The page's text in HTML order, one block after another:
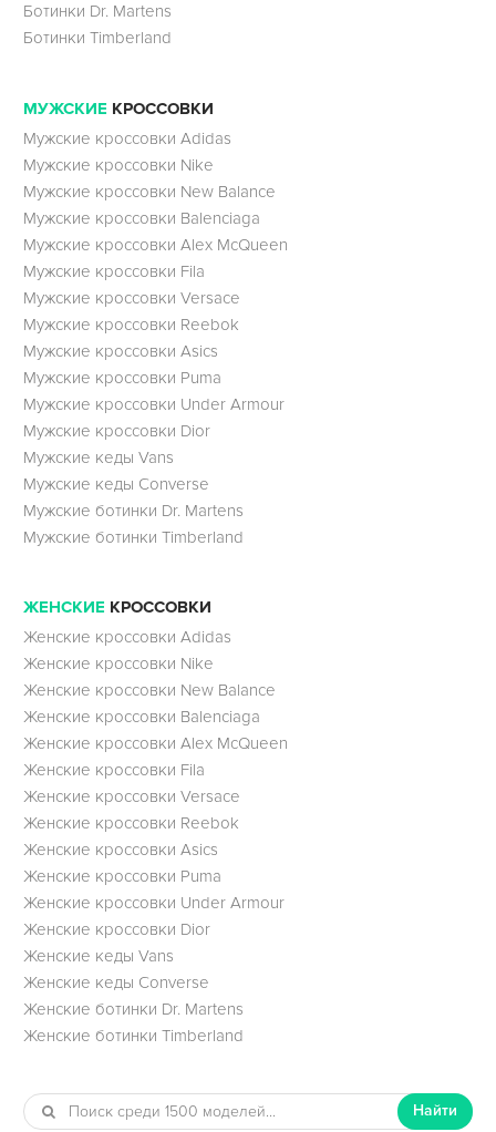
Ботинки Dr. Martens
Ботинки Timberland
МУЖСКИЕ КРОССОВКИ
Мужские кроссовки Adidas
Мужские кроссовки Nike
Мужские кроссовки New Balance
Мужские кроссовки Balenciaga
Мужские кроссовки Alex McQueen
Мужские кроссовки Fila
Мужские кроссовки Versace
Мужские кроссовки Reebok
Мужские кроссовки Asics
Мужские кроссовки Puma
Мужские кроссовки Under Armour
Мужские кроссовки Dior
Мужские кеды Vans
Мужские кеды Converse
Мужские ботинки Dr. Martens
Мужские ботинки Timberland
ЖЕНСКИЕ КРОССОВКИ
Женские кроссовки Adidas
Женские кроссовки Nike
Женские кроссовки New Balance
Женские кроссовки Balenciaga
Женские кроссовки Alex McQueen
Женские кроссовки Fila
Женские кроссовки Versace
Женские кроссовки Reebok
Женские кроссовки Asics
Женские кроссовки Puma
Женские кроссовки Under Armour
Женские кроссовки Dior
Женские кеды Vans
Женские кеды Converse
Женские ботинки Dr. Martens
Женские ботинки Timberland
Найти